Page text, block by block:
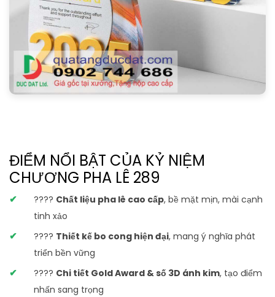
ĐIỂM NỔI BẬT CỦA KỶ NIỆM
CHƯƠNG PHA LÊ 289
???? Chất liệu pha lê cao cấp, bề mặt mịn, mài cạnh
tinh xảo
???? Thiết kế bo cong hiện đại, mang ý nghĩa phát
triển bền vững
???? Chi tiết Gold Award & số 3D ánh kim, tạo điểm
nhấn sang trọng